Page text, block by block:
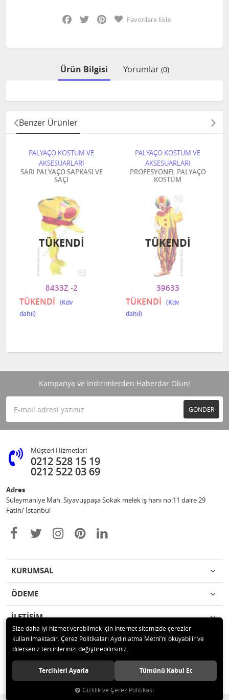
Facebook
Twitter PinterestFavorilere Ekle
Ürün Bilgisi Yorumlar (0)
Benzer Ürünler
PALYAÇO KOSTÜM VE
AKSESUARLARI
SARI PALYAÇO SAPKASI VE
SAÇI
8433Z -2
TÜKENDİ
TÜKENDI
PALYAÇO KOSTÜM VE
AKSESUARLARI
PROFESYONEL PALYAÇO
KOSTÜM
39633
TÜKENDİ
TÜKENDI
Kampanya ve İndirimlerden Haberdar Olun!
GÖNDER
Müşteri Hizmetleri
0212 528 15 19
0212 522 03 69
Adres
Süleymaniye Mah. Siyavuşpaşa Sokak melek iş hanı no:11 daire 29
Fatih/ İstanbul
KURUMSAL
ÖDEME
İLETİŞİM
© 2020 Ufuk Şaka Oyunları ve Parti Malzemeleri Merkezi Tüm hakları
saklıdır.
Size daha iyi hizmet verebilmek için internet sitemizde çerezler
kullanılmaktadır. Çerez Politikaları Aydınlatma Metni’ni okuyabilir ve
dilerseniz tercihlerinizi değiştirebilirsiniz.
Tercihleri Ayarla Tümünü Kabul Et
Gizlilik ve Çerez Politikası